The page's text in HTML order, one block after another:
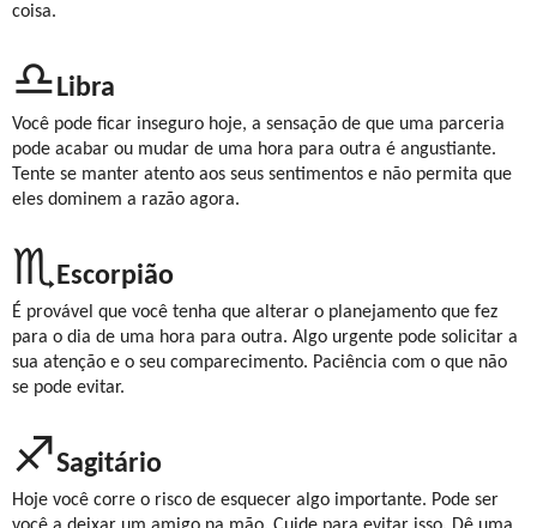
coisa.
♎Libra
Você pode ficar inseguro hoje, a sensação de que uma parceria
pode acabar ou mudar de uma hora para outra é angustiante.
Tente se manter atento aos seus sentimentos e não permita que
eles dominem a razão agora.
♏Escorpião
É provável que você tenha que alterar o planejamento que fez
para o dia de uma hora para outra. Algo urgente pode solicitar a
sua atenção e o seu comparecimento. Paciência com o que não
se pode evitar.
♐Sagitário
Hoje você corre o risco de esquecer algo importante. Pode ser